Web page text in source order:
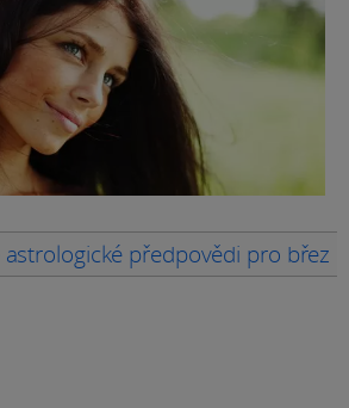
astrologické předpovědi pro